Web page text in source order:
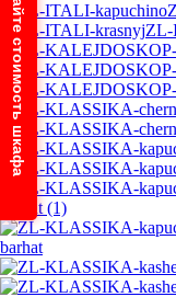
ZL-
barhat (1)
barhat
Узнайте стоимость шкафа